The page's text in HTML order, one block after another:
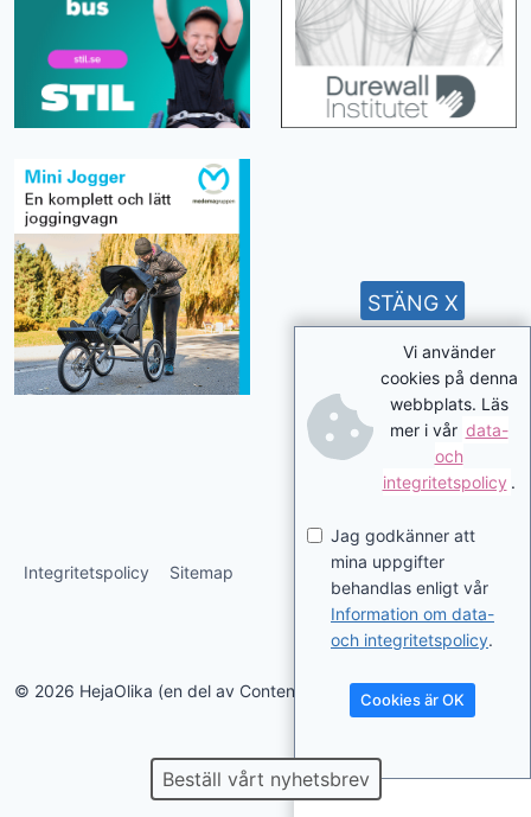
Integritetspolicy Sitemap
© 2026 HejaOlika (en del av Contentverkstan.se)
Beställ vårt nyhetsbrev
Vi använder
cookies på denna
webbplats. Läs
mer i vår data-
och
integritetspolicy .
Jag godkänner att
mina uppgifter
behandlas enligt vår
Information om data-
och integritetspolicy.
Cookies är OK
STÄNG X